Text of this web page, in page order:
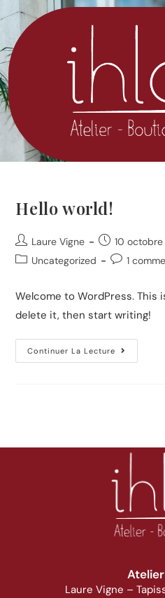
Hello world!
Laure Vigne
10
Uncategorized
1
Welcome to WordPress. This
delete it, then start writing!
Continuer La Lecture
Laure Vigne –